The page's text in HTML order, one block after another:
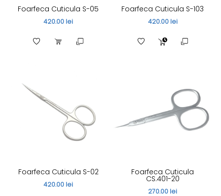
Foarfeca Cuticula S-05
420.00 lei
Foarfeca Cuticula S-103
420.00 lei
Foarfeca Cuticula S-02
420.00 lei
Foarfeca Cuticula
CS.401-20
270.00 lei